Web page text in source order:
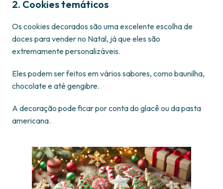
2. Cookies temáticos
Os cookies decorados são uma excelente escolha de
doces para vender no Natal, já que eles são
extremamente personalizáveis.
Eles podem ser feitos em vários sabores, como baunilha,
chocolate e até gengibre.
A decoração pode ficar por conta do glacê ou da pasta
americana.